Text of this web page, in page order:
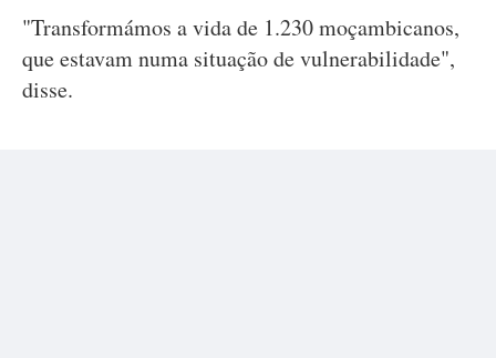
"Transformámos a vida de 1.230 moçambicanos,
que estavam numa situação de vulnerabilidade",
disse.